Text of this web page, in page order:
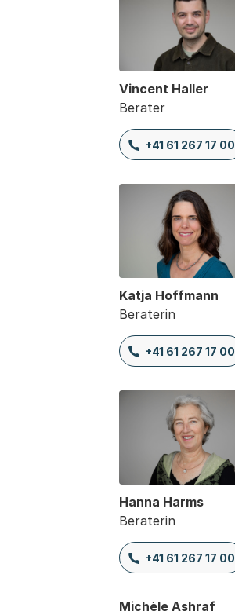
Vincent Haller
Berater
+41 61 267 17 00
Katja Hoffmann
Beraterin
+41 61 267 17 00
Hanna Harms
Beraterin
+41 61 267 17 00
Michèle Ashraf